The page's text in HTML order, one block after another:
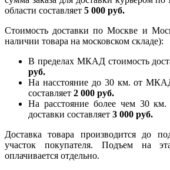
области составляет 5 000 руб.
Стоимость доставки по Москве и
наличии товара на московском складе):
В пределах МКАД стоимость
руб.
На насcтояние до 30 км. от
составляет 2 000 руб.
На расстояние более чем 30
доставки составляет 3 000 руб.
Доставка товара производится до
участок покупателя. Подъем на
оплачивается отдельно.